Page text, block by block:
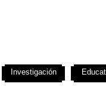
Investigación